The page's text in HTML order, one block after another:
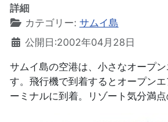
詳細
カテゴリー: サムイ島
公開日:2002年04月28日
サムイ島の空港は、小さなオープ
す。飛行機で到着するとオープン
ーミナルに到着。リゾート気分満点